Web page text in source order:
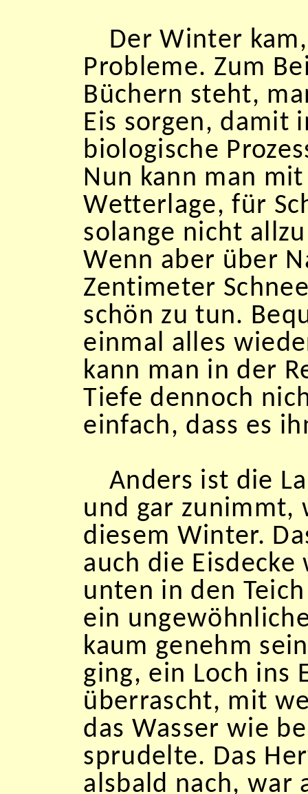
Der Winter
Probleme. Zum
Büchern steht,
Eis sorgen, damit
biologische
Nun kann man
Wetterlage, für
solange nicht
Wenn aber über
Zentimeter
schön zu tun.
einmal alles
kann man in der
Tiefe dennoch
einfach, dass es
Anders ist die
und gar zunimmt,
diesem Winter.
auch die
unten in den
ein
kaum genehm
ging, ein Loch ins
überrascht, mit
das Wasser wie
sprudelte. Das
alsbald nach, war